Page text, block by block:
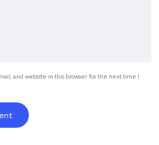
and website in this browser for the next time I